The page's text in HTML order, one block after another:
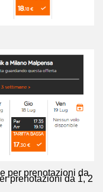
per prenotazioni da
prenotazioni da 1, 2